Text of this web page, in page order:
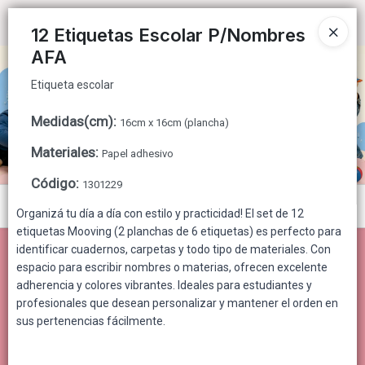
Etiqueta escolar
12 Etiquetas Escolar P/Nombres
AFA
Etiqueta escolar
Medidas(cm): 16cm x 16cm (plancha)
Materiales: Papel adhesivo
Código: 1301229
Organizá tu día a día con estilo y practicidad! El set de 12
etiquetas Mooving (2 planchas de 6 etiquetas) es perfecto para
identificar cuadernos, carpetas y todo tipo de materiales. Con
espacio para escribir nombres o materias, ofrecen excelente
adherencia y colores vibrantes. Ideales para estudiantes y
profesionales que desean personalizar y mantener el orden en
sus pertenencias fácilmente.
CÓMO COMPRAR
CONTACTO
Menú
Etiqueta escolar
Lista vacía